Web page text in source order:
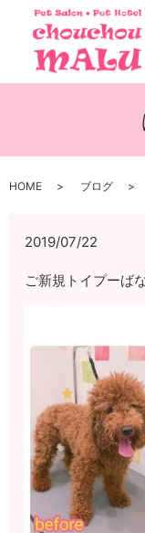
HOME ブログ
2019/07/22
ご新規トイプーば